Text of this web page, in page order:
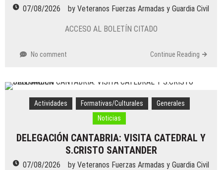
byVeteranos Fuerzas Armadas y Guardia Civil
DELEGACIÓN LAS PALMAS: EVENTOS DE
Actividades /Generales/ Militares / Noticias
PROCLAMACIÓN DE SM EL REY
24/07/2026
Actividades/Formativas/Culturales/Generales/
Militares / Noticias
DELEGACIÓN SANTANDER: ACTIVIDADES
07/08/2026 by Veteranos Fuerzas Armadas y Guardia Civil
ACCESO AL BOLETÍN CITADO
No comment Continue Reading
Actividades Formativas/Culturales
Generales
Noticias
DELEGACIÓN CANTABRIA: VISITA CATEDRAL Y
S.CRISTO SANTANDER
07/08/2026 by Veteranos Fuerzas Armadas y Guardia Civil